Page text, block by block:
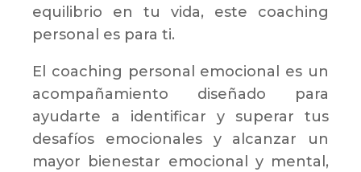
equilibrio en tu vida, este coaching
personal es para ti.
El coaching personal emocional es un
acompañamiento diseñado para
ayudarte a identificar y superar tus
desafíos emocionales y alcanzar un
mayor bienestar emocional y mental,